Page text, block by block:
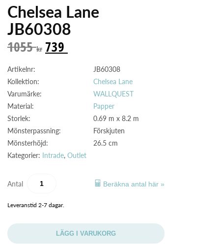
Chelsea Lane
JB60308
1055kr 739
Artikelnr:
JB60308
Kollektion:
Chelsea Lane
Varumärke:
WALLQUEST
Material:
Papper
Storlek:
0.69 m x 8.2 m
Mönsterpassning:
Förskjuten
Mönsterhöjd:
26.5 cm
Kategorier: Intrade, Outlet
Antal Beräkna antal här »
Leveranstid 2-7 dagar.
LÄGG I VARUKORG